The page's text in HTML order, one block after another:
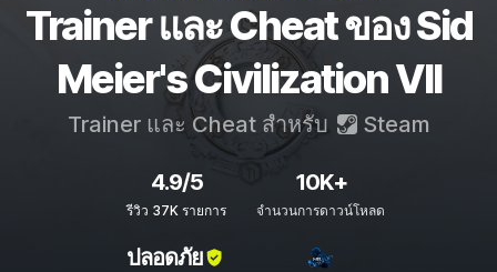
Trainer และ Cheat ของ Sid
Meier's Civilization VII
Trainer และ Cheat สำหรับ Steam
4.9/5
รีวิว 37K รายการ
10K+
จำนวนการดาวน์โหลด
ปลอดภัย